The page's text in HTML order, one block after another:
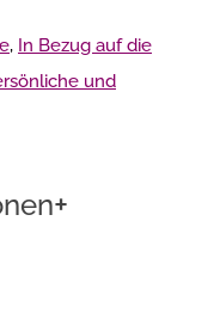
, In Bezug auf die
und
+